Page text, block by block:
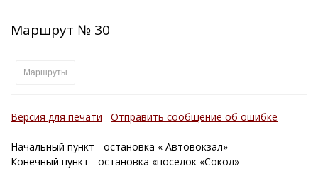
Маршрут № 30
Маршруты
Версия для печати Отправить сообщение об ошибке
Начальный пункт - остановка « Автовокзал»
Конечный пункт - остановка «поселок «Сокол»